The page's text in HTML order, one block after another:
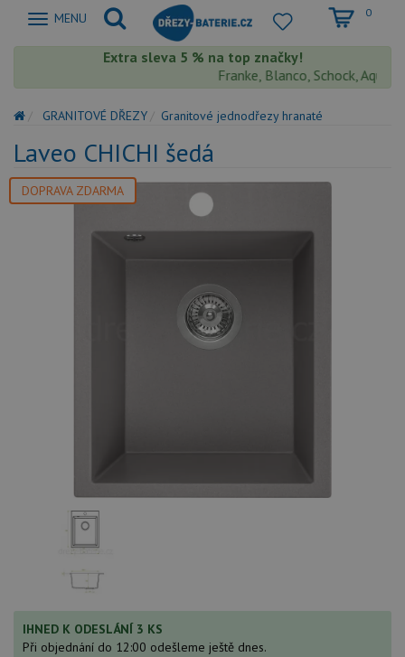
Zobrazit
MENU 0
Extra sleva 5 % na top značky!
Franke, Blanco, Schock,
GRANITOVÉ DŘEZY Granitové jednodřezy hranaté
Laveo CHICHI šedá
DOPRAVA ZDARMA
IHNED K ODESLÁNÍ 3 KS
Při objednání do 12:00 odešleme ještě dnes.